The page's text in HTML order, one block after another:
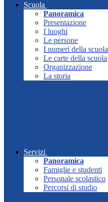
Scuola
Panoramica
Presentazione
I luoghi
Le persone
I numeri della scuola
Le carte della scuola
Organizzazione
La storia
Servizi
Panoramica
Famiglie e studenti
Personale scolastico
Percorsi di studio